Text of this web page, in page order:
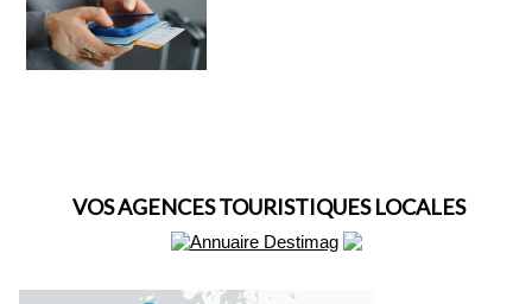
VOS AGENCES TOURISTIQUES LOCALES